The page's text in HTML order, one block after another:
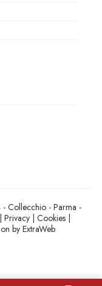
Collecchio - Parma -
Privacy| Cookies|
byExtraWeb